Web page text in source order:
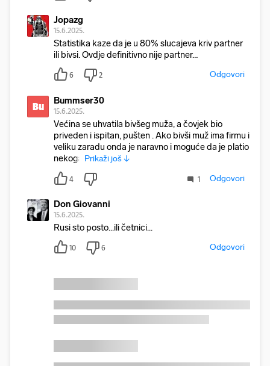
Jopazg
15.6.2025.
Statistika kaze da je u 80% slucajeva kriv partner
ili bivsi. Ovdje definitivno nije partner…
6 2 Odgovori
Bu Bummser30
15.6.2025.
Većina se uhvatila bivšeg muža, a čovjek bio
priveden i ispitan, pušten . Ako bivši muž ima firmu i
veliku zaradu onda je naravno i moguće da je platio
nekoga Prikaži još ↓
4 1 Odgovori
Don Giovanni
15.6.2025.
Rusi sto posto...ili četnici...
10 6 Odgovori